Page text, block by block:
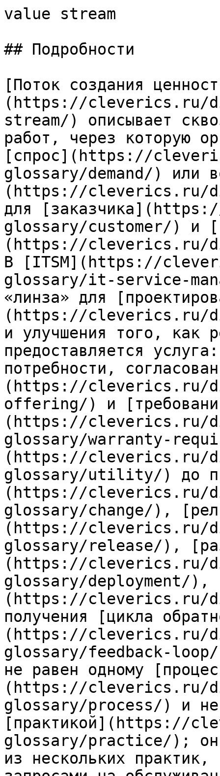
value stream
## Подробности
[Поток создания
(https://cleverics.ru/
stream/) описывает
работ, через которую
[спрос](https://
glossary/demand/) или
(https://cleverics.ru/
для
glossary/customer/) и
(https://cleverics.ru/
В [ITSM](https://
glossary/it-service-
«линза» для
(https://cleverics.ru/
и улучшения того, как
предоставляется
потребности,
(https://cleverics.ru/
offering/) и
(https://cleverics.ru/
glossary/warranty-
(https://cleverics.ru/
glossary/utility/) до
(https://cleverics.ru/
glossary/change/),
(https://cleverics.ru/
glossary/release/),
(https://cleverics.ru/
glossary/deployment/),
(https://cleverics.ru/
получения [цикла
(https://cleverics.ru/
glossary/feedback-loop/
не равен одному
(https://cleverics.ru/
glossary/process/) и не
[практикой](https://
glossary/practice/); он
из нескольких практик,